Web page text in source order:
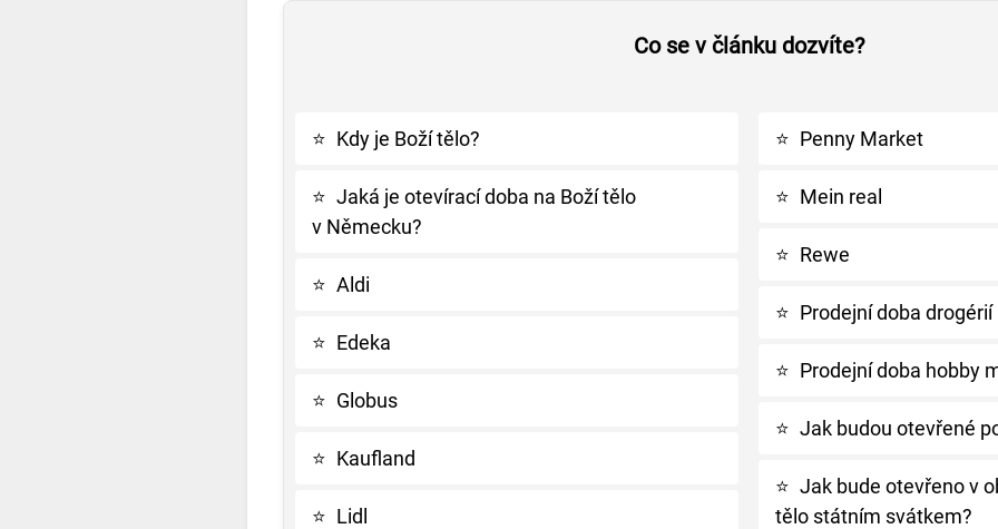
Co se v článku dozvíte?
⭐ Kdy je Boží tělo?
⭐ Jaká je otevírací doba na Boží tělo
v Německu?
⭐ Aldi
⭐ Edeka
⭐ Globus
⭐ Kaufland
⭐ Lidl
⭐ Penny Market
⭐ Mein real
⭐ Rewe
⭐ Prodejní doba
⭐ Prodejní doba hobby
⭐ Jak budou otevřené
⭐ Jak bude otevřeno v
tělo státním svátkem?